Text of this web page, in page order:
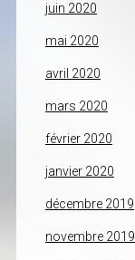
juin 2020
mai 2020
avril 2020
mars 2020
février 2020
janvier 2020
décembre 2019
novembre 2019